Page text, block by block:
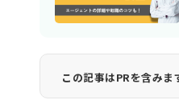
この記事はPRを含みま